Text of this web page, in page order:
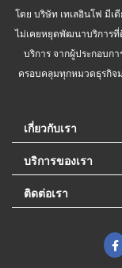
โดย บริษัท เทเลอินโฟ มีเ
ไม่เคยหยุดพัฒนาบริการที่
บริการ จากผู้ประกอบก
ครอบคลุมทุกหมวดธุรกิจ
เกี่ยวกับเรา
บริการของเรา
ติดต่อเรา